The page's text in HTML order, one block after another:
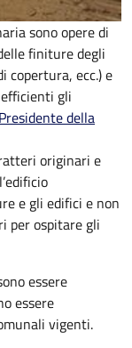
sono opere di
finiture degli
copertura, ecc.) e
gli
della
originari e
e gli edifici e non
per ospitare gli
essere
essere
vigenti.